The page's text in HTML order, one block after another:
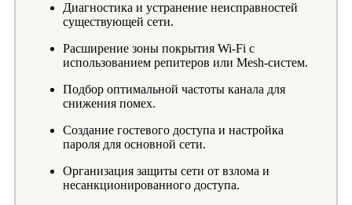
Диагностика и устранение неисправностей
существующей сети.
Расширение зоны покрытия Wi-Fi с
использованием репитеров или Mesh-систем.
Подбор оптимальной частоты канала для
снижения помех.
Создание гостевого доступа и настройка
пароля для основной сети.
Организация защиты сети от взлома и
несанкционированного доступа.